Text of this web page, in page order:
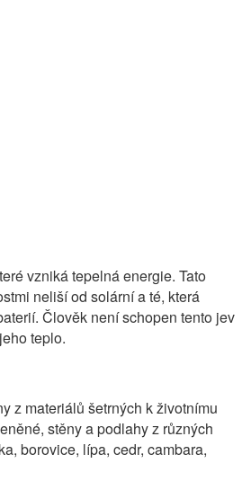
vzniká tepelná energie. Tato
neliší od solární a té, která
Člověk není schopen tento jev
teplo.
z materiálů šetrných k životnímu
stěny a podlahy z různých
borovice, lípa, cedr, cambara,